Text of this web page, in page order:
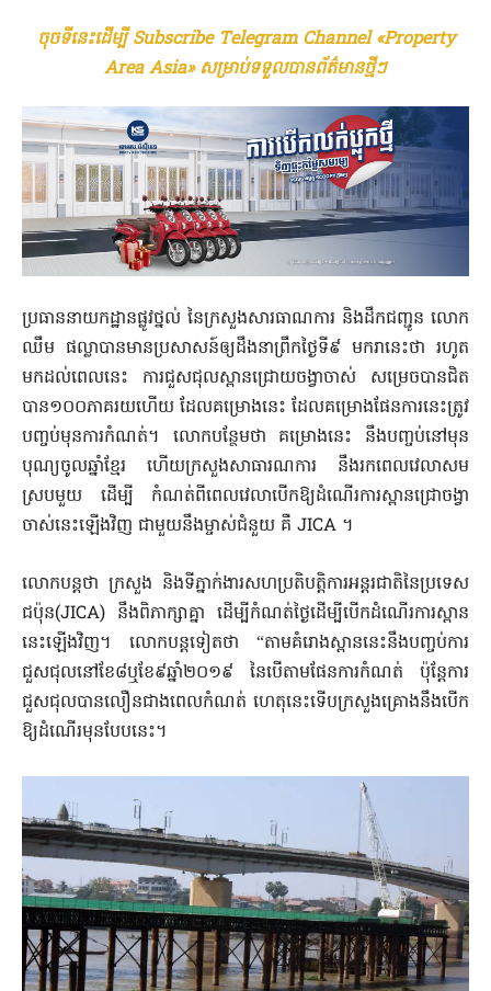
ចុចទីនេះដើម្បី Subscribe Telegram Channel «Property
Area Asia» សម្រាប់ទទួលបានព័ត៌មានថ្មីៗ
ប្រធាន​នាយកដ្ឋាន​ផ្លូវថ្នល់ នៃ​ក្រសួង​សារ​ធាណ​ការ និង​ដឹកជញ្ជូន លោក​
ឈឹម ផល្លា​បាន​មានប្រសាសន៍​ឲ្យ​ដឹង​នា​ព្រឹក​ថ្ងៃទី៩ មករា​នេះ​ថា រហូត
មកដល់​ពេលនេះ ការជួសជុល​ស្ពាន​ជ្រោយចង្វា​ចាស់ សម្រេចបាន​ជិត​
បាន១០០ភាគរយ​ហើយ ដែល​គម្រោង​នេះ ដែល​គម្រោង​ផែនការ​នេះ​ត្រូវ​
បញ្ចប់​មុន​ការកំណត់។ លោក​បន្ថែមថា គម្រោង​នេះ នឹង​បញ្ចប់​នៅមុន​
បុណ្យចូលឆ្នាំ​ខ្មែរ ហើយ​ក្រសួង​សាធារណការ នឹង​រក​ពេលវេលា​សម
ស្រប​មួយ ដើម្បី កំណត់​ពី​ពេលវេលា​បើក​ឱ្យ​ដំណើរការ​ស្ពាន​ជ្រោ​ចង្វា​
ចាស់​នេះ​ឡើងវិញ ជាមួយនឹង​ម្ចាស់ជំនួយ គឺ JICA ។
លោក​បន្តថា ក្រសួង និង​ទីភ្នាក់ងារ​សហប្រតិបត្តិ​ការ​អន្តរជាតិ​នៃ​ប្រទេស​
ជប៉ុន(JICA) នឹង​ពិភាក្សាគ្នា ដើម្បី​កំណត់​ថ្ងៃ​ដើម្បី​បើក​ដំណើរការ​ស្ពាន​
នេះ​ឡើងវិញ។ លោក​បន្តទៀតថា “តាម​គំរោង​ស្ពាន​នេះ​នឹង​បញ្ចប់​ការ
ជួសជុល​នៅ​ខែ៨ឬ​ខែ៩ឆ្នាំ២០១៩ នៃ​បើតាម​ផែនការ​កំណត់ ប៉ុន្តែ​ការ
ជួសជុល​បាន​លឿន​ជាង​ពេល​កំណត់ ហេតុនេះ​ទើប​ក្រសួង​គ្រោង​នឹង​បើក​
ឱ្យ​ដំណើរ​មុន​បែបនេះ។